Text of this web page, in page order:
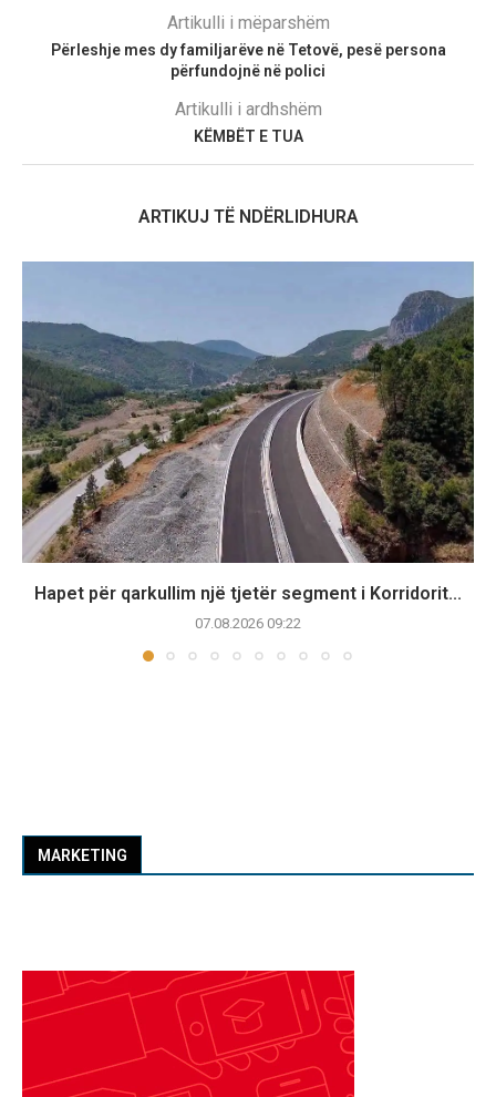
Artikulli i mëparshëm
Përleshje mes dy familjarëve në Tetovë, pesë persona
përfundojnë në polici
Artikulli i ardhshëm
KËMBËT E TUA
ARTIKUJ TË NDËRLIDHURA
Hapet për qarkullim një tjetër segment i Korridorit...
07.08.2026 09:22
MARKETING